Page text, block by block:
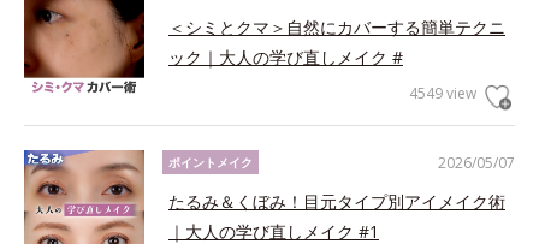
＜シミとクマ＞自然にカバーする簡単テクニ
ック｜大人の学び直しメイク #
4549 view
2026/05/07
ポイントメイク
たるみ＆くぼみ！目元タイプ別アイメイク術
｜大人の学び直しメイク #1